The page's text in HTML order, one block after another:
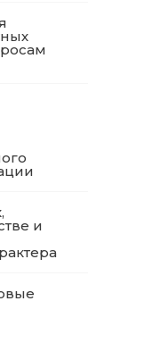
и